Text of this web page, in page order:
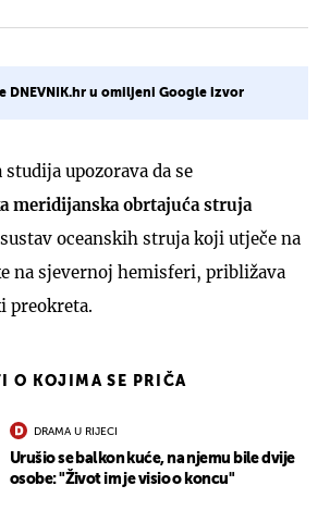
DNEVNIK.hr u omiljeni Google izvor
upozorava da se
meridijanska obrtajuća struja
oceanskih struja koji utječe na
na sjevernoj hemisferi, približava
preokreta.
O KOJIMA SE PRIČA
DRAMA U RIJECI
Urušio se balkon kuće, na njemu bile dvije
osobe: "Život im je visio o koncu"